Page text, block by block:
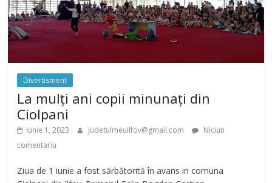
Divertisment
La mulți ani copii minunați din
Ciolpani
iunie 1, 2023 judetulmeuilfov@gmail.com
Niciun
comentariu
Ziua de 1 iunie a fost sărbătorită în avans in comuna